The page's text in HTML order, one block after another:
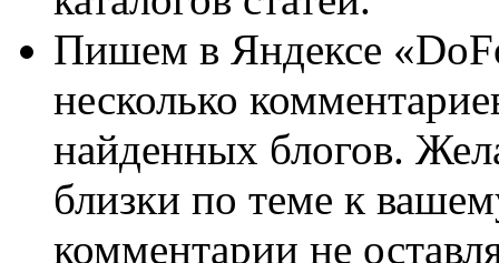
Пишем в Яндексе
несколько
найденных блогов.
близки по теме к
комментарии не